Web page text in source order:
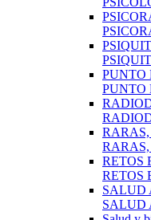
PUNTO
PUNTO
RETOS
RETOS
SALUD
SALUD